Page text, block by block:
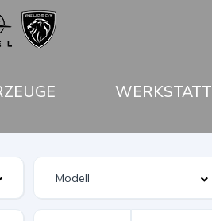
WERKSTATT